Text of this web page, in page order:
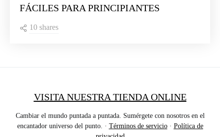
FÁCILES PARA PRINCIPIANTES
10 shares
VISITA NUESTRA TIENDA ONLINE
Cambiar el mundo puntada a puntada. Sumérgete con nosotros en el
encantador universo del punto. · Términos de servicio· Política de